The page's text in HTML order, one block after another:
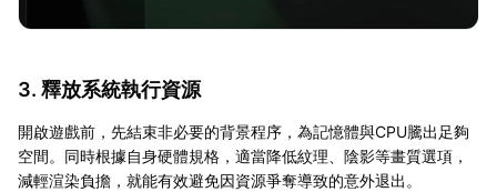
3. 釋放系統執行資源
開啟遊戲前，先結束非必要的背景程序，為記憶體與CPU騰出足夠
空間。同時根據自身硬體規格，適當降低紋理、陰影等畫質選項，
減輕渲染負擔，就能有效避免因資源爭奪導致的意外退出。